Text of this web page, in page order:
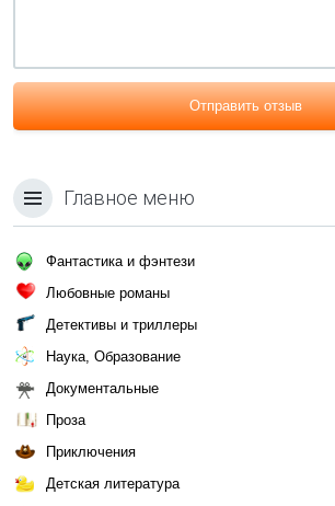
Отправить отзыв
Главное меню
Фантастика и фэнтези
Любовные романы
Детективы и триллеры
Наука, Образование
Документальные
Проза
Приключения
Детская литература